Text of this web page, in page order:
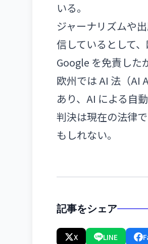
いる。
ジャーナリズムや
信しているとして
Google を免責した
欧州では AI 法（
あり、AI による自
判決は現在の法律
もしれない。
記事をシェア
X LINE